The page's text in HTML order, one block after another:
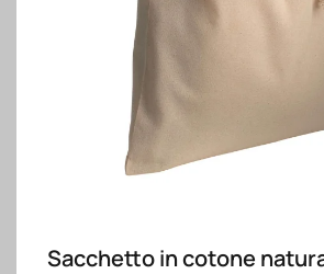
Sacchetto in cotone